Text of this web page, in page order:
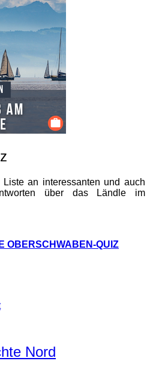
an interessanten und auch
über das Ländle im
OBERSCHWABEN-QUIZ
Nord